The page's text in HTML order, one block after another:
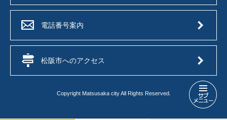
上
電話番号案内
松阪市へのアクセス
Copyright Matsusaka city All Rights Reserved.